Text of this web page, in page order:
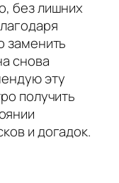
без лишних
заменить
снова
эту
получить
и догадок.